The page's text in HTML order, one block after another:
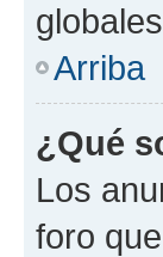
Arriba
¿Qué
Los
foro